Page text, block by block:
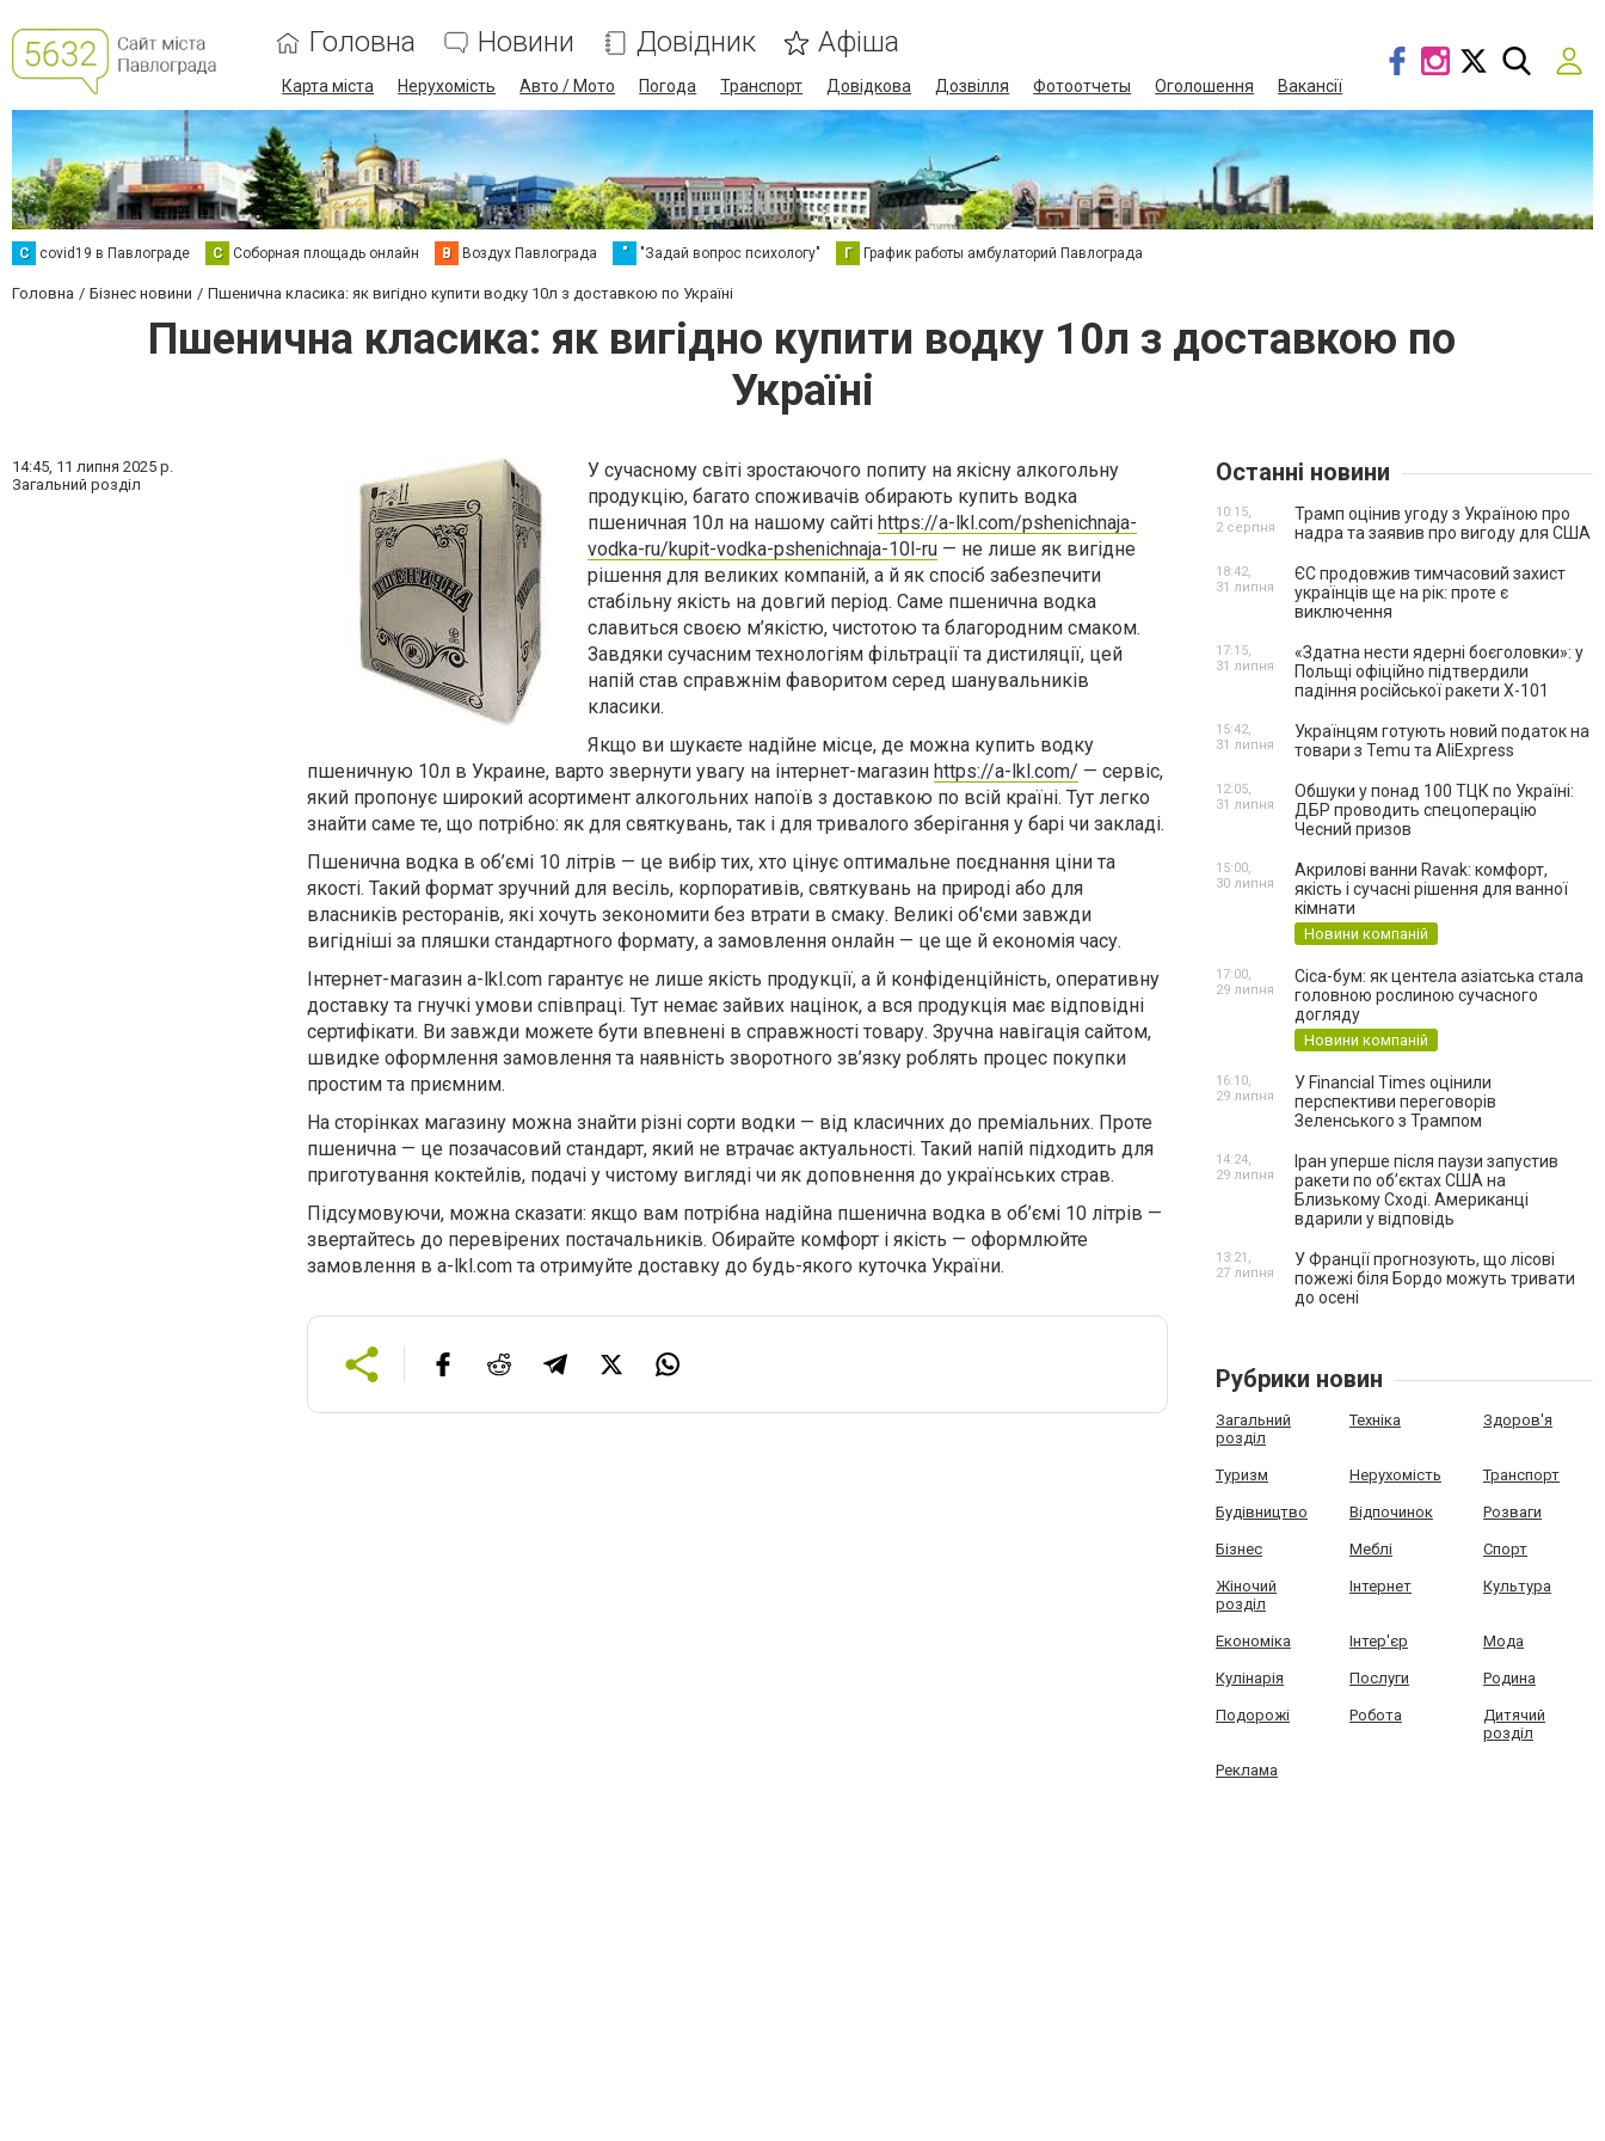
Головна Новини Довідник Афіша
Карта міста Нерухомість Авто / Мото Погода Транспорт Довідкова Дозвілля Фотоотчеты Оголошення Вакансії
C covid19 в Павлограде С Соборная площадь онлайн В Воздух Павлограда " "Задай вопрос психологу" Г График работы амбулаторий Павлограда
Головна Бізнес новини Пшенична класика: як вигідно купити водку 10л з доставкою по Україні
Пшенична класика: як вигідно купити водку 10л з доставкою по
Україні
14:45, 11 липня 2025 р.
Загальний розділ
У сучасному світі зростаючого попиту на якісну алкогольну
продукцію, багато споживачів обирають купить водка
пшеничная 10л на нашому сайті https://a-lkl.com/pshenichnaja-
vodka-ru/kupit-vodka-pshenichnaja-10l-ru — не лише як вигідне
рішення для великих компаній, а й як спосіб забезпечити
стабільну якість на довгий період. Саме пшенична водка
славиться своєю м’якістю, чистотою та благородним смаком.
Завдяки сучасним технологіям фільтрації та дистиляції, цей
напій став справжнім фаворитом серед шанувальників
класики.
Якщо ви шукаєте надійне місце, де можна купить водку
пшеничную 10л в Украине, варто звернути увагу на інтернет-магазин https://a-lkl.com/ — сервіс,
який пропонує широкий асортимент алкогольних напоїв з доставкою по всій країні. Тут легко
знайти саме те, що потрібно: як для святкувань, так і для тривалого зберігання у барі чи закладі.
Пшенична водка в об’ємі 10 літрів — це вибір тих, хто цінує оптимальне поєднання ціни та
якості. Такий формат зручний для весіль, корпоративів, святкувань на природі або для
власників ресторанів, які хочуть зекономити без втрати в смаку. Великі об'єми завжди
вигідніші за пляшки стандартного формату, а замовлення онлайн — це ще й економія часу.
Інтернет-магазин a-lkl.com гарантує не лише якість продукції, а й конфіденційність, оперативну
доставку та гнучкі умови співпраці. Тут немає зайвих націнок, а вся продукція має відповідні
сертифікати. Ви завжди можете бути впевнені в справжності товару. Зручна навігація сайтом,
швидке оформлення замовлення та наявність зворотного зв’язку роблять процес покупки
простим та приємним.
На сторінках магазину можна знайти різні сорти водки — від класичних до преміальних. Проте
пшенична — це позачасовий стандарт, який не втрачає актуальності. Такий напій підходить для
приготування коктейлів, подачі у чистому вигляді чи як доповнення до українських страв.
Підсумовуючи, можна сказати: якщо вам потрібна надійна пшенична водка в об’ємі 10 літрів —
звертайтесь до перевірених постачальників. Обирайте комфорт і якість — оформлюйте
замовлення в a-lkl.com та отримуйте доставку до будь-якого куточка України.
Останні новини
Трамп оцінив угоду з Україною про
надра та заявив про вигоду для США
10:15,
2 серпня
ЄС продовжив тимчасовий захист
українців ще на рік: проте є
виключення
18:42,
31 липня
«Здатна нести ядерні боєголовки»: у
Польщі офіційно підтвердили
падіння російської ракети Х-101
17:15,
31 липня
Українцям готують новий податок на
товари з Temu та AliExpress
15:42,
31 липня
Обшуки у понад 100 ТЦК по Україні:
ДБР проводить спецоперацію
Чесний призов
12:05,
31 липня
Акрилові ванни Ravak: комфорт,
якість і сучасні рішення для ванної
кімнати
Новини компаній
15:00,
30 липня
Cica-бум: як центела азіатська стала
головною рослиною сучасного
догляду
Новини компаній
17:00,
29 липня
У Financial Times оцінили
перспективи переговорів
Зеленського з Трампом
16:10,
29 липня
Іран уперше після паузи запустив
ракети по обʼєктах США на
Близькому Сході. Американці
вдарили у відповідь
14:24,
29 липня
У Франції прогнозують, що лісові
пожежі біля Бордо можуть тривати
до осені
13:21,
27 липня
Рубрики новин
Загальний
розділ
Техніка Здоров'я
Туризм Нерухомість Транспорт
Будівництво Відпочинок Розваги
Бізнес Меблі Спорт
Жіночий
розділ
Інтернет Культура
Економіка Інтер'єр Мода
Кулінарія Послуги Родина
Подорожі Робота
Дитячий
розділ
Реклама